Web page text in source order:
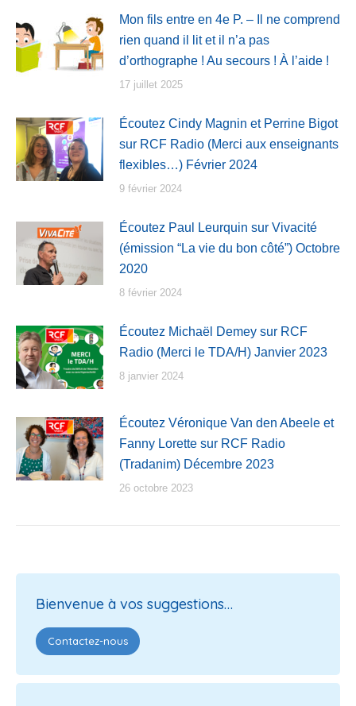
Mon fils entre en 4e P. – Il ne comprend
rien quand il lit et il n’a pas
d’orthographe ! Au secours ! À l’aide !
17 juillet 2025
Écoutez Cindy Magnin et Perrine Bigot
sur RCF Radio (Merci aux enseignants
flexibles…) Février 2024
9 février 2024
Écoutez Paul Leurquin sur Vivacité
(émission “La vie du bon côté”) Octobre
2020
8 février 2024
Écoutez Michaël Demey sur RCF
Radio (Merci le TDA/H) Janvier 2023
8 janvier 2024
Écoutez Véronique Van den Abeele et
Fanny Lorette sur RCF Radio
(Tradanim) Décembre 2023
26 octobre 2023
Bienvenue à vos suggestions…
Contactez-nous